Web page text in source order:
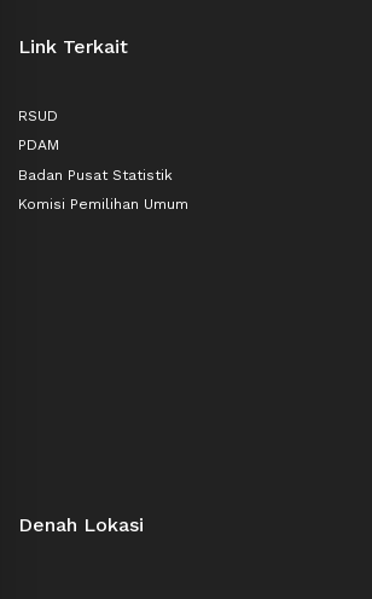
Link Terkait
RSUD
PDAM
Badan Pusat Statistik
Komisi Pemilihan Umum
Denah Lokasi